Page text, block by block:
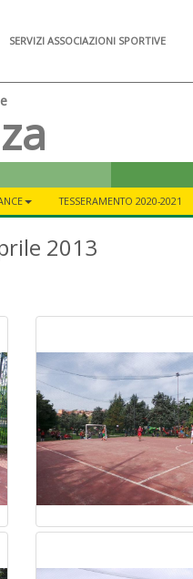
SERVIZI ASSOCIAZIONI SPORTIVE
TESSERAMENTO 2020-2021
2013